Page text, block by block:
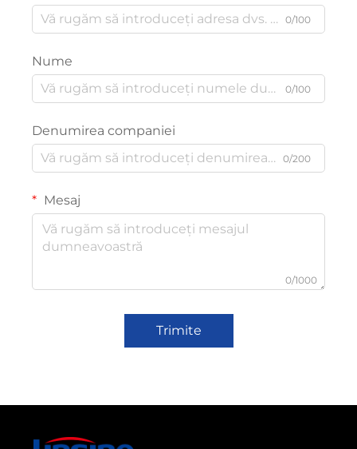
0/100
Nume
0/100
Denumirea companiei
0/200
Mesaj
0/1000
Trimite